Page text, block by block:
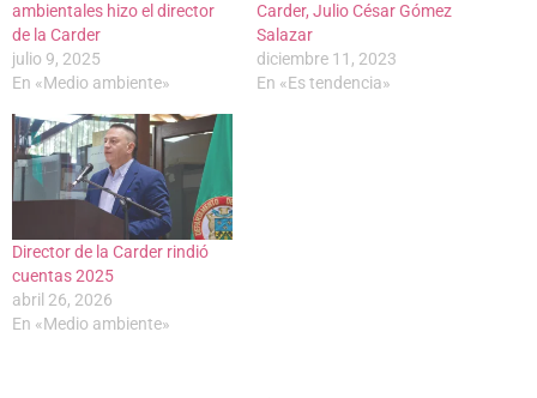
ambientales hizo el director
de la Carder
julio 9, 2025
En «Medio ambiente»
Carder, Julio César Gómez
Salazar
diciembre 11, 2023
En «Es tendencia»
Director de la Carder rindió
cuentas 2025
abril 26, 2026
En «Medio ambiente»